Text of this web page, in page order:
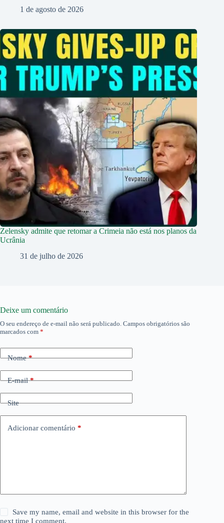
1 de agosto de 2026
Zelensky admite que retomar a Crimeia não está nos planos da
Ucrânia
31 de julho de 2026
Deixe um comentário
O seu endereço de e-mail não será publicado. Campos obrigatórios são
marcados com *
Nome*
E-mail*
Site
Adicionar comentário *
Save my name, email and website in this browser for the
next time I comment.